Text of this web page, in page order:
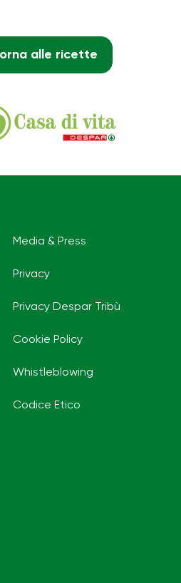
alle ricette
Media & Press
Privacy
Privacy Despar Tribù
Cookie Policy
Whistleblowing
Codice Etico